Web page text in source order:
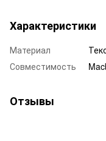
Характеристики
Материал
Совместимость
Отзывы